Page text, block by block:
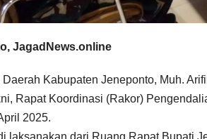
JagadNews.online
Daerah Kabupaten Jeneponto, Muh.
Rapat Koordinasi (Rakor)
2025.
laksanakan dari Ruang Rapat Bupati